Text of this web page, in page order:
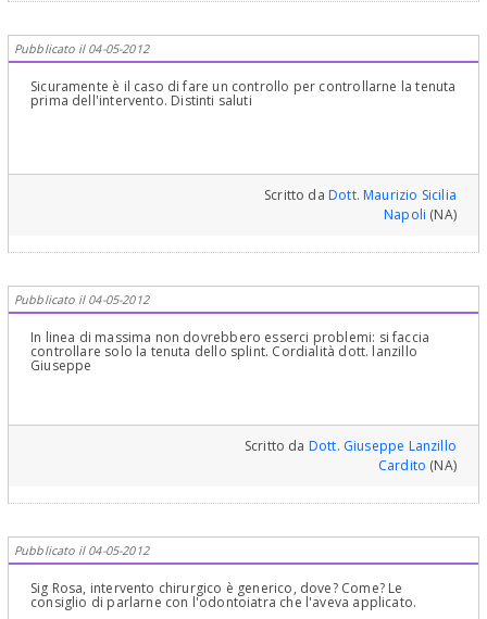
Pubblicato il 04-05-2012
Sicuramente è il caso di fare un controllo per controllarne la tenuta
prima dell'intervento. Distinti saluti
Scritto daDott. Maurizio Sicilia
Napoli (NA)
Pubblicato il 04-05-2012
In linea di massima non dovrebbero esserci problemi: si faccia
controllare solo la tenuta dello splint. Cordialità dott. lanzillo
Giuseppe
Scritto da Dott. Giuseppe Lanzillo
Cardito (NA)
Pubblicato il 04-05-2012
Sig Rosa, intervento chirurgico è generico, dove? Come? Le
consiglio di parlarne con l'odontoiatra che l'aveva applicato.